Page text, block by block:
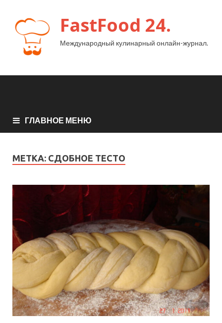
FastFood 24.
Международный кулинарный онлайн-журнал.
ГЛАВНОЕ МЕНЮ
МЕТКА: СДОБНОЕ ТЕСТО